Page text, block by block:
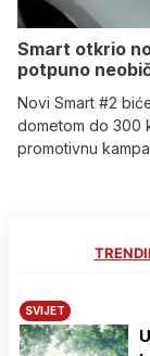
Smart otkrio
potpuno
Novi Smart #2
dometom do 300
promotivnu
SVIJET